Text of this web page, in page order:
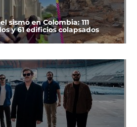
sismo en Colombia: 111
y 61 edificios colapsados